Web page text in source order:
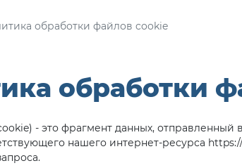
обработки файлов cookie
обработки
- это фрагмент данных,
нашего интернет-ресурса